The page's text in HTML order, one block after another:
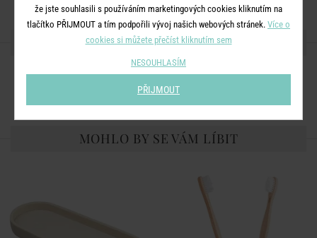
SDÍLEJTE S PŘÁTELI
MOHLO BY SE VÁM LÍBIT
že jste souhlasili s používáním marketingových cookies kliknutím na
tlačítko PŘIJMOUT a tím podpořili vývoj našich webových stránek. Více o
cookies si můžete přečíst kliknutím sem
NESOUHLASÍM
PŘIJMOUT